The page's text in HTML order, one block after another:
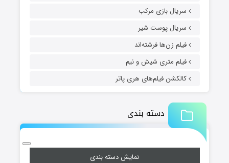
سریال بازی مرکب
سریال پوست شیر
فیلم زن‌ها فرشته‌اند
فیلم متری شیش و نیم
کالکشن فیلم‌های هری پاتر
دسته بندی
نمایش دسته بندی